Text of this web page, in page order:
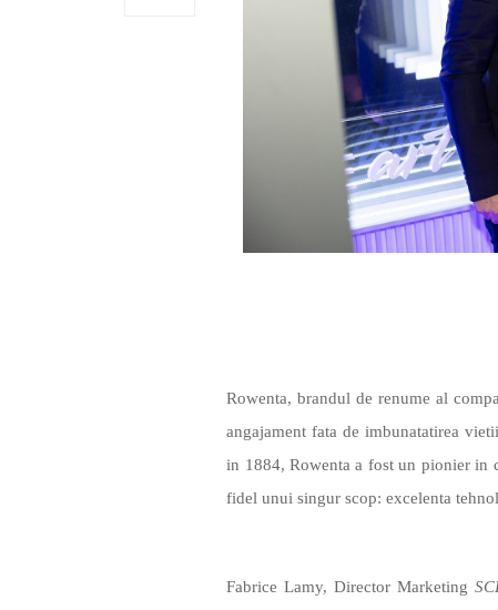
Rowenta, brandul de renume al
angajament fata de imbunatatirea
in 1884, Rowenta a fost un pionier in
fidel unui singur scop: excelenta
Fabrice Lamy, Director Marketing